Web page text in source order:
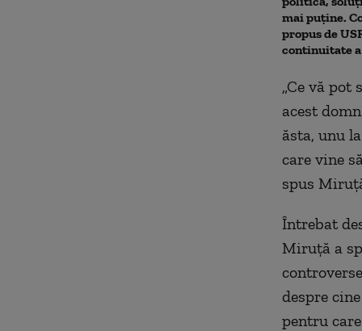
mai puține.
propus de
continuitate
„Ce vă pot
acest
ăsta, unu
care vine
spus
Întrebat
Miruță a
despre
pentru